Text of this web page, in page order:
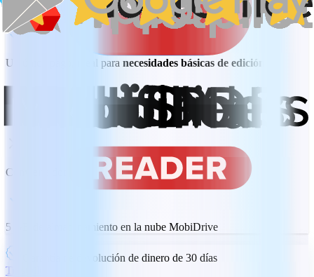
Limitado a un único dispositivo de escritorio
Un único pago, ideal para necesidades básicas de edición
Convierte documentos desde y a PDF
5 GB de almacenamiento en la nube MobiDrive
Garantía de devolución de dinero de 30 días
Trustpilot